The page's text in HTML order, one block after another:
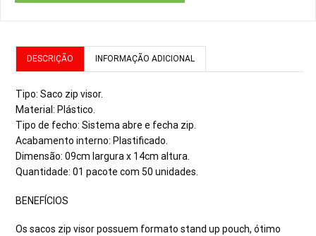
DESCRIÇÃO INFORMAÇÃO ADICIONAL
Tipo: Saco zip visor.
Material: Plástico.
Tipo de fecho: Sistema abre e fecha zip.
Acabamento interno: Plastificado.
Dimensão: 09cm largura x 14cm altura.
Quantidade: 01 pacote com 50 unidades.
BENEFÍCIOS
Os sacos zip visor possuem formato stand up pouch, ótimo